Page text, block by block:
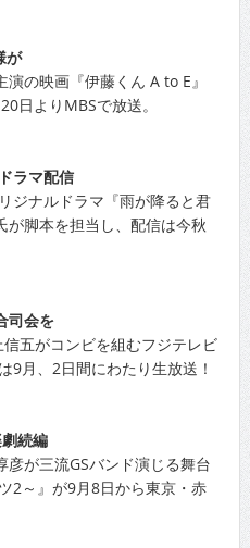
が
の映画『伊藤くん A to E』
日よりMBSで放送。
ラマ配信
ジナルドラマ『雨が降ると君
が脚本を担当し、配信は今秋
司会を
五がコンビを組むフジテレビ
9月、2日間にわたり生放送！
続編
が三流GSバンド演じる舞台
2～』が9月8日から東京・赤